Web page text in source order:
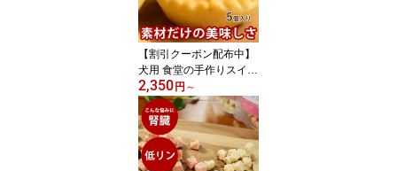
ックス 手作りごはん 低
脂肪 冷凍ドッグフード
フレッシュドッグフード
【割引クーポン配布中】
犬用 食堂の手作りスイー
ツ ヤギミルクのエッグタ
ルト 【冷凍】 【冷凍
便】国産 無添加 砂糖不
使用 犬用ケーキ スイー
ツ ヤギミルク フレッシ
ュチーズ やわらかい お
2,350円 ～